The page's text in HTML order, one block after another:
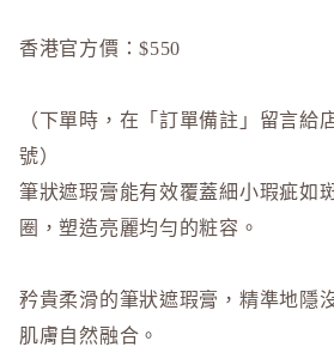
香港官方價：$550
（下單時，在「訂單備註」留言給
號）
筆狀遮瑕膏能有效覆蓋細小瑕疵如
圈，塑造亮麗均勻的粧容。
矜貴柔滑的筆狀遮瑕膏，精準地隱
肌膚自然融合。